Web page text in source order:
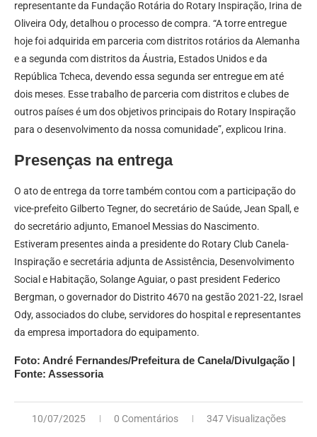
representante da Fundação Rotária do Rotary Inspiração, Irina de
Oliveira Ody, detalhou o processo de compra. “A torre entregue
hoje foi adquirida em parceria com distritos rotários da Alemanha
e a segunda com distritos da Áustria, Estados Unidos e da
República Tcheca, devendo essa segunda ser entregue em até
dois meses. Esse trabalho de parceria com distritos e clubes de
outros países é um dos objetivos principais do Rotary Inspiração
para o desenvolvimento da nossa comunidade”, explicou Irina.
Presenças na entrega
O ato de entrega da torre também contou com a participação do
vice-prefeito Gilberto Tegner, do secretário de Saúde, Jean Spall, e
do secretário adjunto, Emanoel Messias do Nascimento.
Estiveram presentes ainda a presidente do Rotary Club Canela-
Inspiração e secretária adjunta de Assistência, Desenvolvimento
Social e Habitação, Solange Aguiar, o past president Federico
Bergman, o governador do Distrito 4670 na gestão 2021-22, Israel
Ody, associados do clube, servidores do hospital e representantes
da empresa importadora do equipamento.
Foto: André Fernandes/Prefeitura de Canela/Divulgação |
Fonte: Assessoria
10/07/2025 0 Comentários 347 Visualizações